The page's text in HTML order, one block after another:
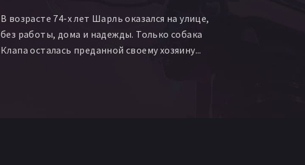
В возрасте 74-х лет Шарль оказался на улице,
без работы, дома и надежды. Только собака
Клапа осталась преданной своему хозяину...